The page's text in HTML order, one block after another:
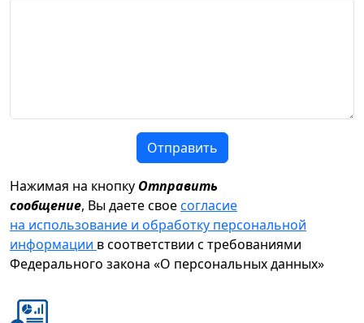
Отправить
Нажимая на кнопку Отправить
сообщение, Вы даете своесогласие
на использование и обработку персональной
информации в соответствии с требованиями
Федерального закона «О персональных данных»